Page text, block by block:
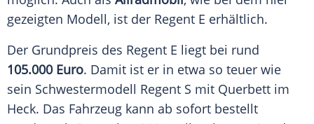
gezeigten Modell, ist der Regent E erhältlich.
Der Grundpreis des Regent E liegt bei rund
105.000 Euro. Damit ist er in etwa so teuer wie
sein Schwestermodell Regent S mit Querbett im
Heck. Das Fahrzeug kann ab sofort bestellt